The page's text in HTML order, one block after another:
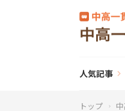
人気記事
トップ